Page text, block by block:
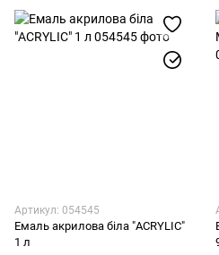
Артикул: 054545
Емаль акрилова біла "ACRYLIC"
1 л